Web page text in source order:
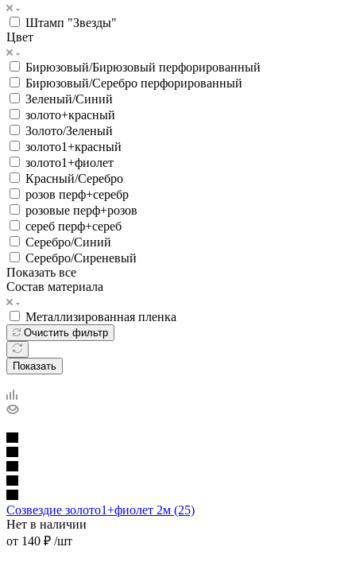
Штамп "Звезды"
Цвет
Бирюзовый/Бирюзовый перфорированный
Бирюзовый/Серебро перфорированный
Зеленый/Синий
золото+красный
Золото/Зеленый
золото1+красный
золото1+фиолет
Красный/Серебро
розов перф+серебр
розовые перф+розов
сереб перф+сереб
Серебро/Синий
Серебро/Сиреневый
Показать все
Состав материала
Металлизированная пленка
Очистить фильтр
Показать
Созвездие золото1+фиолет 2м (25)
Нет в наличии
от 140 ₽ /шт